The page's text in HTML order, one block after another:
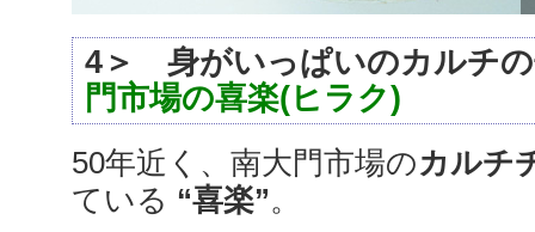
4＞ 身がいっぱいのカルチ
門市場の喜楽(ヒラク)
50年近く、南大門市場のカルチ
ている “喜楽”。